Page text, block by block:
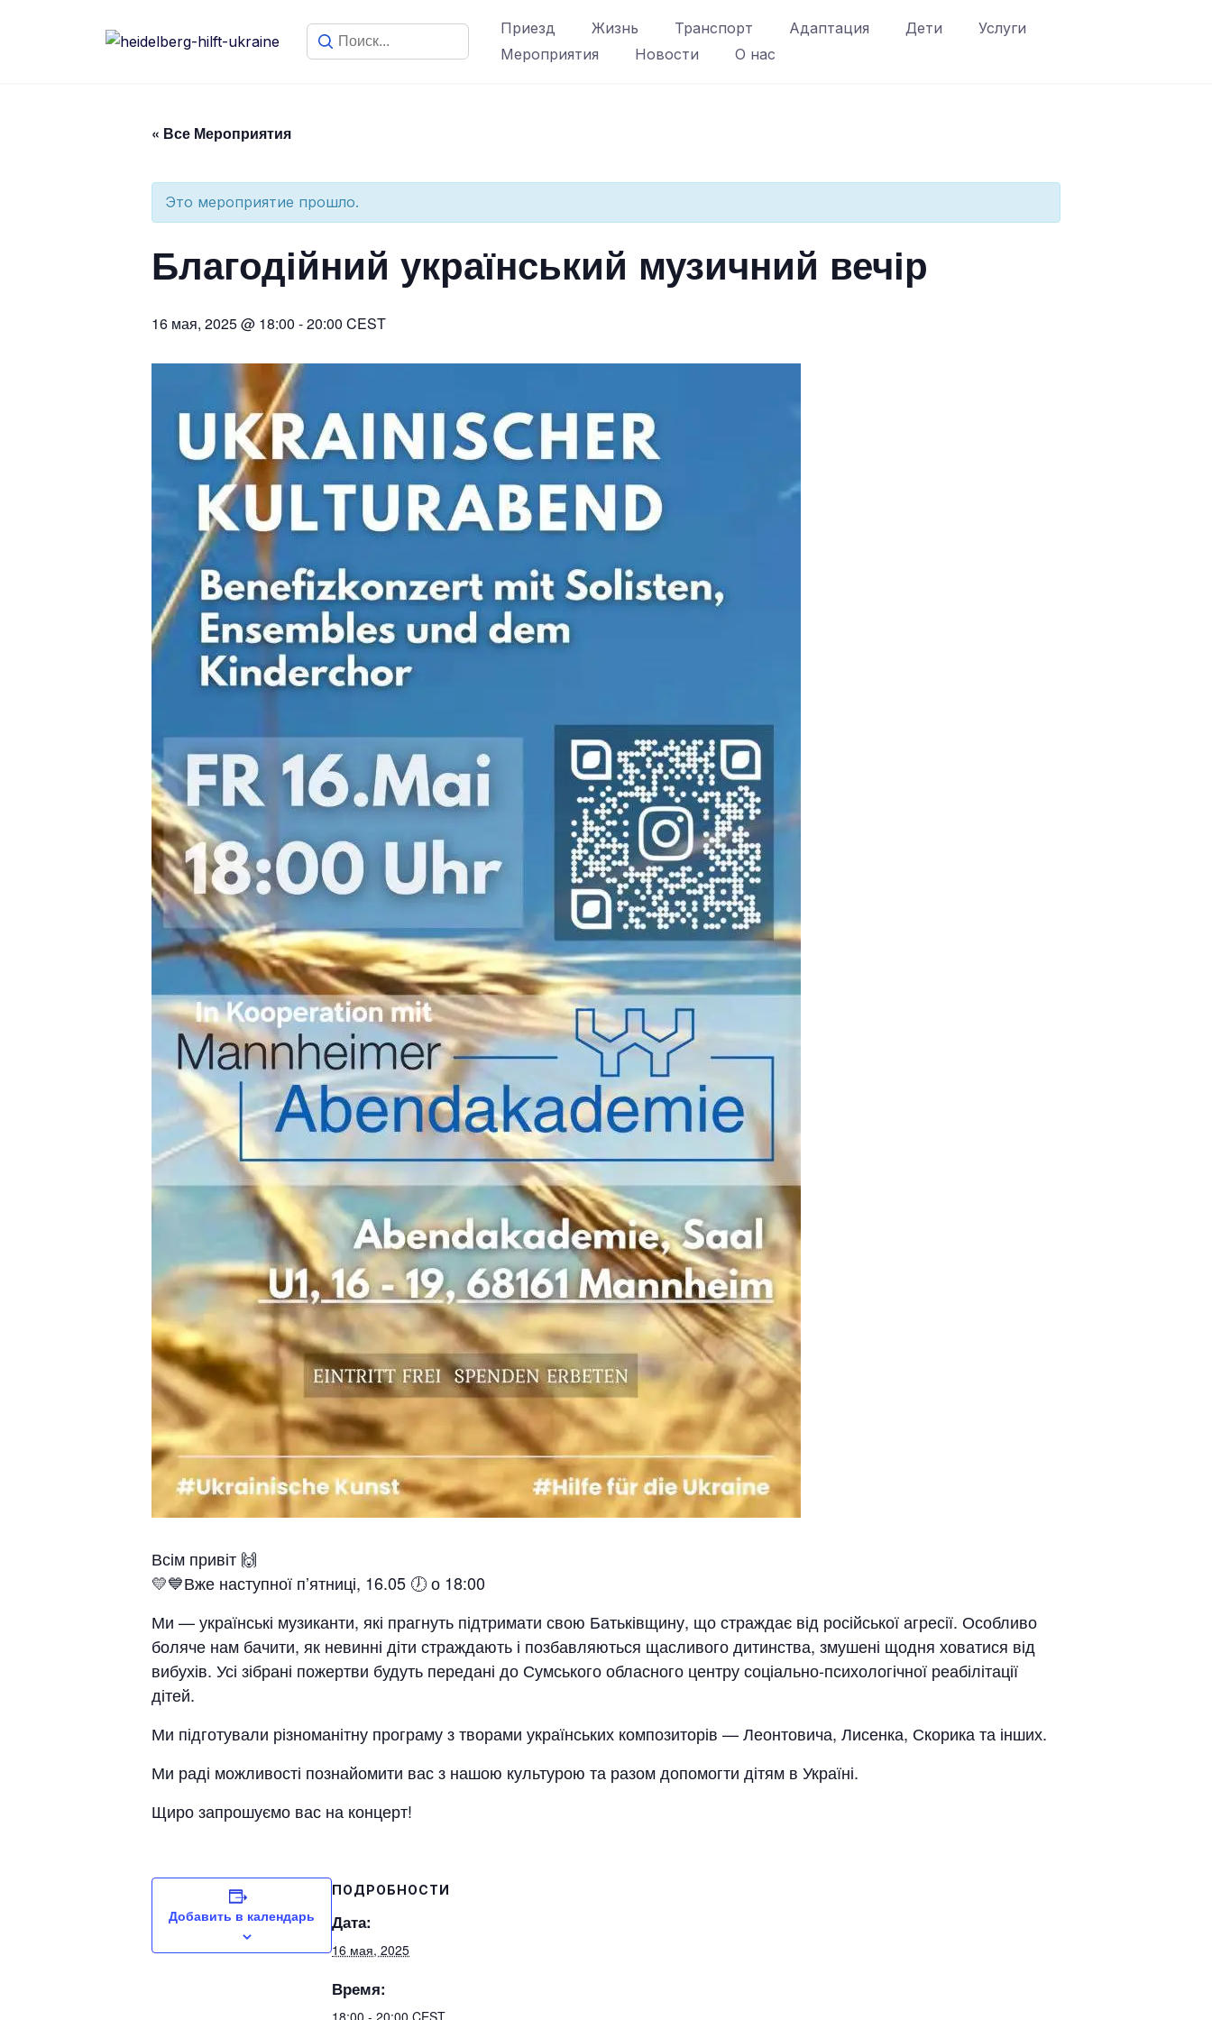
Приезд Жизнь Транспорт Адаптация Дети
Услуги
Мероприятия
Новости О нас
« Все Мероприятия
Это мероприятие прошло.
Благодійний український музичний вечір
16 мая, 2025 @ 18:00 -20:00 CEST
Всім привіт 🙌
💛💙Вже наступної п’ятниці, 16.05 🕖 о 18:00
Ми — українські музиканти, які прагнуть підтримати свою Батьківщину, що страждає від російської агресії. Особливо
боляче нам бачити, як невинні діти страждають і позбавляються щасливого дитинства, змушені щодня ховатися від
вибухів. Усі зібрані пожертви будуть передані до Сумського обласного центру соціально-психологічної реабілітації
дітей.
Ми підготували різноманітну програму з творами українських композиторів — Леонтовича, Лисенка, Скорика та інших.
Ми раді можливості познайомити вас з нашою культурою та разом допомогти дітям в Україні.
Щиро запрошуємо вас на концерт!
Добавить в календарь
ПОДРОБНОСТИ
Дата:
16 мая, 2025
Время:
18:00 - 20:00 CEST